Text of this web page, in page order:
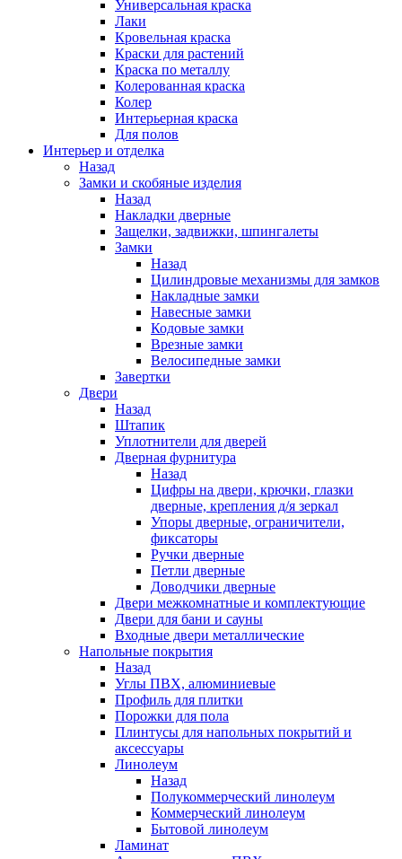
Универсальная краска
Лаки
Кровельная краска
Краски для растений
Краска по металлу
Колерованная краска
Колер
Интерьерная краска
Для полов
Интерьер и отделка
Назад
Замки и скобяные изделия
Назад
Накладки дверные
Защелки, задвижки, шпингалеты
Замки
Назад
Цилиндровые механизмы для замков
Накладные замки
Навесные замки
Кодовые замки
Врезные замки
Велосипедные замки
Завертки
Двери
Назад
Штапик
Уплотнители для дверей
Дверная фурнитура
Назад
Цифры на двери, крючки, глазки
дверные, крепления д/я зеркал
Упоры дверные, ограничители,
фиксаторы
Ручки дверные
Петли дверные
Доводчики дверные
Двери межкомнатные и комплектующие
Двери для бани и сауны
Входные двери металлические
Напольные покрытия
Назад
Углы ПВХ, алюминиевые
Профиль для плитки
Порожки для пола
Плинтусы для напольных покрытий и
аксессуары
Линолеум
Назад
Полукоммерческий линолеум
Коммерческий линолеум
Бытовой линолеум
Ламинат